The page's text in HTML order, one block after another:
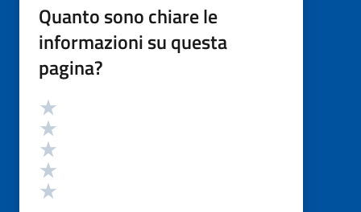
Quanto sono chiare le
informazioni su questa
pagina?
Valutazione